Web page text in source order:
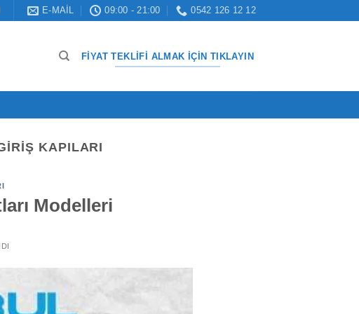
E-MAIL 09:00 - 21:00 0542 126 12 12
FIYAT TEKLIFI ALMAK İÇIN TIKLAYIN
KAPILARI
Modelleri